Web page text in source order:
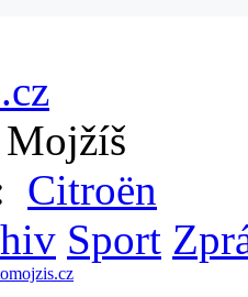
Mojžíš
Citroën
Sport